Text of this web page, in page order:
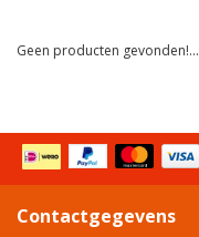
Geen producten gevonden!...
Contactgegevens